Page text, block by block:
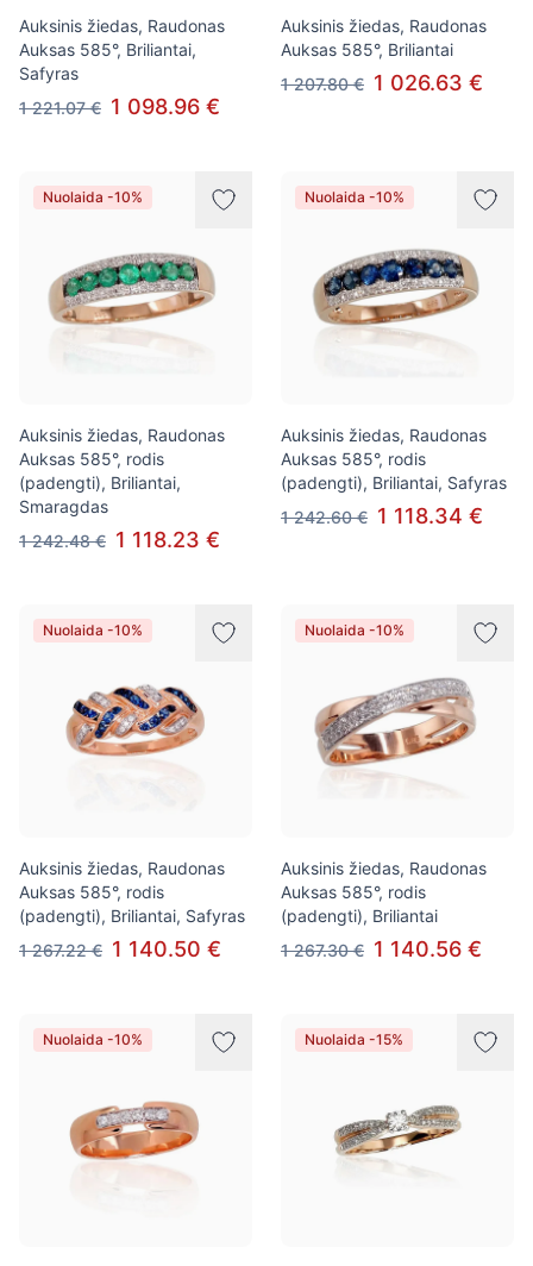
Auksinis žiedas, Raudonas
Auksas 585°, Briliantai,
Safyras
1 221.07 € 1 098.96 €
Auksinis žiedas, Raudonas
Auksas 585°, Briliantai
1 207.80 € 1 026.63 €
Nuolaida -10%
Auksinis žiedas, Raudonas
Auksas 585°, rodis
(padengti), Briliantai,
Smaragdas
1 242.48 € 1 118.23 €
Nuolaida -10%
Auksinis žiedas, Raudonas
Auksas 585°, rodis
(padengti), Briliantai, Safyras
1 242.60 € 1 118.34 €
Nuolaida -10%
Auksinis žiedas, Raudonas
Auksas 585°, rodis
(padengti), Briliantai, Safyras
1 267.22 € 1 140.50 €
Nuolaida -10%
Auksinis žiedas, Raudonas
Auksas 585°, rodis
(padengti), Briliantai
1 267.30 € 1 140.56 €
Nuolaida -10% Nuolaida -15%